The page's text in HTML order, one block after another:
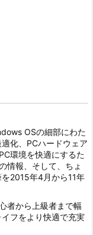
OSの細部にわた
化、PCハードウェア
環境を快適にするた
情報、そして、ちょ
2015年4月から11年
者から上級者まで幅
フをより快適で充実